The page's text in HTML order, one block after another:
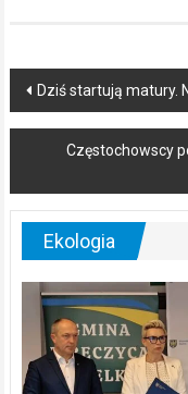
Post
navigation
Dziś startują matury.
Częstochowscy
Ekologia